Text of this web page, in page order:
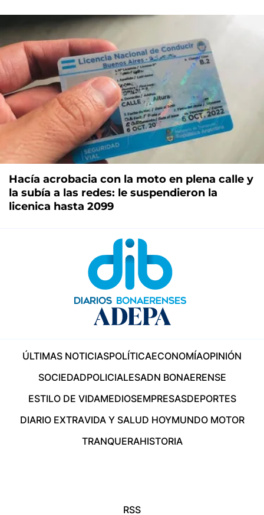
Hacía acrobacia con la moto en plena calle y
la subía a las redes: le suspendieron la
licenica hasta 2099
ÚLTIMAS NOTICIASPOLÍTICAECONOMÍAOPINIÓN
SOCIEDADPOLICIALESADN BONAERENSE
ESTILO DE VIDAMEDIOSEMPRESASDEPORTES
DIARIO EXTRAVIDA Y SALUD HOYMUNDO MOTOR
TRANQUERAHISTORIA
RSS